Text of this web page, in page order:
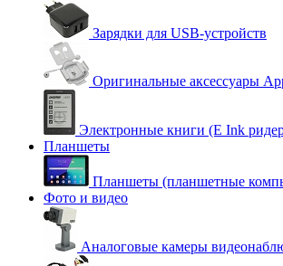
Зарядки для USB-устройств
Оригинальные аксессуары
Электронные книги (E Ink
Планшеты
Планшеты (планшетные
Фото и видео
Аналоговые камеры